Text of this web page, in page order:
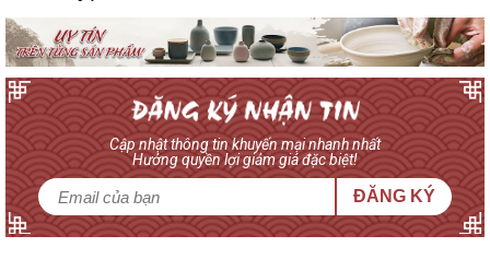
Cập nhật thông tin khuyến mại nhanh nhất
Hưởng quyền lợi giảm giá đặc biệt!
ĐĂNG KÝ